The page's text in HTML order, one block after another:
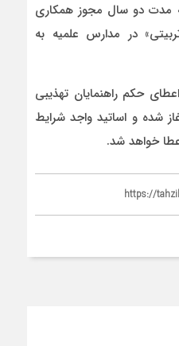
مدت دو سال مجوز همکاری
در مدارس علمیه به
حکم راهنمایان تهذیبی
شده و اساتید واجد شرایط
خواهد شد.
https://